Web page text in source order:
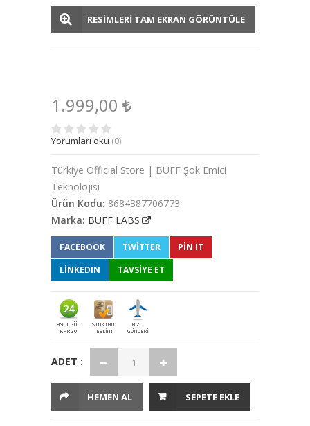
RESİMLERİ TAM EKRAN GÖRÜNTÜLE
1.999,00
Yorumları oku (0)
Türkiye Official Store | BUFF Şok Emici
Teknolojisi
Ürün Kodu: 8684387706773
Marka: BUFF LABS
FACEBOOK TWITTER
PIN IT
LINKEDIN
TAVSİYE ET
ADET :
HEMEN AL SEPETE EKLE